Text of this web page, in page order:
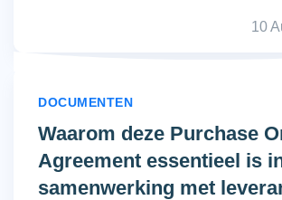
10
DOCUMENTEN
Waarom deze Purchase
Agreement essentieel is
samenwerking met